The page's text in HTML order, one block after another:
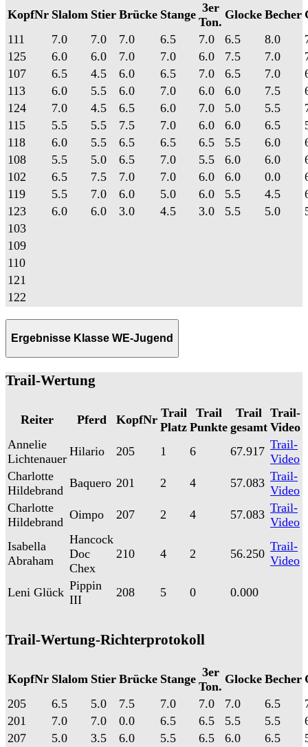
KopfNr Slalom Stier Brücke Stange 3er
Ton.
Glocke Becher
111
7.0 7.0 7.0 6.5 7.0 6.5 8.0
125
6.0 6.0 7.0 7.0 6.0 7.5 7.0
107
6.5 4.5 6.0 6.5 7.0 6.5 7.0
113
6.0 5.5 6.0 7.0 6.0 6.0 7.5
124
7.0 4.5 6.5 6.0 7.0 5.0 5.5
115
5.5 5.5 7.5 7.0 6.0 6.0 6.5
118
6.0 5.5 6.5 6.5 6.5 5.5 6.0
108
5.5 5.0 6.5 7.0 5.5 6.0 6.0
102
6.5 7.5 7.0 7.0 6.0 6.0 0.0
119
5.5 7.0 6.0 5.0 6.0 5.5 4.5
123
6.0 6.0 3.0 4.5 3.0 5.5 5.0
103
109
110
121
122
Ergebnisse Klasse WE-Jugend
Trail-Wertung
Reiter Pferd KopfNr Trail
Platz
Trail
Punkte
Trail
gesamt
Trail-
Video
Annelie
Lichtenauer
Hilario 205 1 6 67.917 Trail-
Video
Charlotte
Hildebrand
Baquero 201 2 4 57.083 Trail-
Video
Charlotte
Hildebrand
Oimpo 207 2 4 57.083 Trail-
Video
Isabella
Abraham
Hancock
Doc
Chex
210 4 2 56.250
Trail-
Video
Leni Glück Pippin
III
208 5 0 0.000
Trail-Wertung-Richterprotokoll
KopfNr Slalom Stier Brücke Stange 3er
Ton.
Glocke Becher
205
6.5 5.0 7.5 7.0 7.0 7.0 6.5
201
7.0 7.0 0.0 6.5 6.5 5.5 5.5
207
5.0 3.5 6.0 5.5 6.5 6.0 6.5